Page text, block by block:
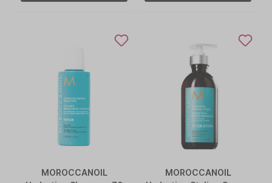
MOROCCANOIL
MOROCCANOIL